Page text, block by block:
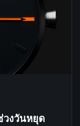
วงวันหยุด